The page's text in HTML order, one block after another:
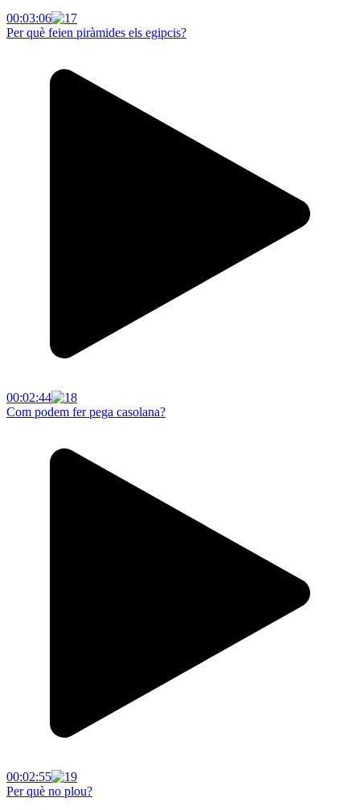
00:03:06
Per què feien piràmides els egipcis?
00:02:44
Com podem fer pega casolana?
00:02:55
Per què no plou?